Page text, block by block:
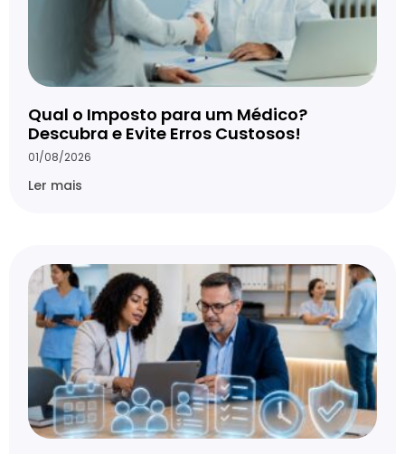
Qual o Imposto para um Médico?
Descubra e Evite Erros Custosos!
01/08/2026
Ler mais